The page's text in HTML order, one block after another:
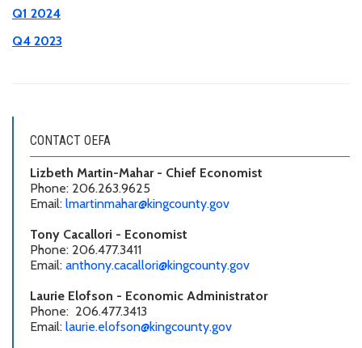
Q1 2024
Q4 2023
CONTACT OEFA
Lizbeth Martin-Mahar - Chief Economist
Phone: 206.263.9625
Email: lmartinmahar@kingcounty.gov
Tony Cacallori - Economist
Phone: 206.477.3411
Email: anthony.cacallori@kingcounty.gov
Laurie Elofson - Economic Administrator
Phone: 206.477.3413
Email: laurie.elofson@kingcounty.gov